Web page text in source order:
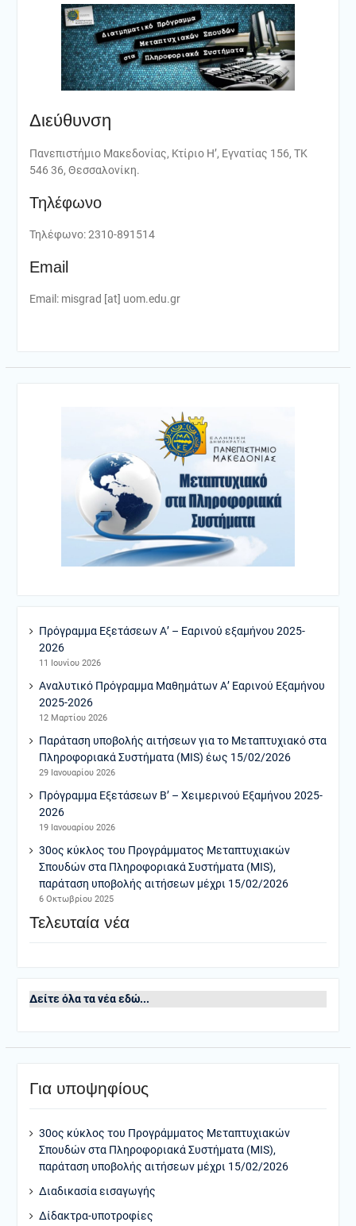
Διεύθυνση
Πανεπιστήμιο Μακεδονίας, Κτίριο Η’, Εγνατίας 156, ΤΚ
546 36, Θεσσαλονίκη.
Τηλέφωνο
Τηλέφωνο: 2310-891514
Email
Email: misgrad [at] uom.edu.gr
Πρόγραμμα Εξετάσεων Α’ – Εαρινού εξαμήνου 2025-
2026
11 Ιουνίου 2026
Αναλυτικό Πρόγραμμα Μαθημάτων Α’ Εαρινού Εξαμήνου
2025-2026
12 Μαρτίου 2026
Παράταση υποβολής αιτήσεων για το Μεταπτυχιακό στα
Πληροφοριακά Συστήματα (MIS) έως 15/02/2026
29 Ιανουαρίου 2026
Πρόγραμμα Εξετάσεων Β’ – Χειμερινού Εξαμήνου 2025-
2026
19 Ιανουαρίου 2026
30ος κύκλος του Προγράμματος Μεταπτυχιακών
Σπουδών στα Πληροφοριακά Συστήματα (MIS),
παράταση υποβολής αιτήσεων μέχρι 15/02/2026
6 Οκτωβρίου 2025
Τελευταία νέα
Δείτε όλα τα νέα εδώ...
Για υποψηφίους
30ος κύκλος του Προγράμματος Μεταπτυχιακών
Σπουδών στα Πληροφοριακά Συστήματα (MIS),
παράταση υποβολής αιτήσεων μέχρι 15/02/2026
Διαδικασία εισαγωγής
Δίδακτρα-υποτροφίες